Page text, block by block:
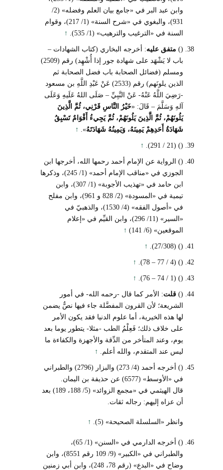
وابن عبد البر في «جامع بيان العلم وفضله» (2/
931)، والبغوي في «شرح السنة» (1/ 217)، وقوام
السنة في «الترغيب والترهيب» (1/ 535).
↑
() متفق عليه: أخرجه البخاري (كتاب الشهادات –
باب لا يَشْهَد على شهادة جور إذا أُشْهِد) رقم (2509)
ومسلم (فضائل الصحابة باب فضل الصحابة ثم
الذين يلونَهم) رقم (2533) عَنْ عَبْدِ اللَّهِ بن مسعود
-رَضِيَ اللَّهُ عَنْهُ- عَنْ النَّبِيِّ – صَلَى اللهُ عَلَيهِ وَعَلَى
آلهِ وَسَلَّمَ – قَالَ: «خَيْرُ النَّاسِ قَرْنِي، ثُمَّ الَّذِينَ
يَلُونَهُمْ، ثُمَّ الَّذِينَ يَلُونَهُمْ، ثُمَّ يَجِيءُ أَقْوَامٌ تَسْبِقُ
شَهَادَةُ أَحَدِهِمْ يَمِينَهُ، وَيَمِينُهُ شَهَادَتَهُ».
↑
() (21 / 291).
↑
() الرواية عن الإمام أحمد رحمها الله، أخرجها ابن
الجوزي في «مناقب الإمام أحمد» (1/ 245)، وذكرها
ابن حامد في «تهذيب الأجوبة» (1/ 307)، وابن
تيمية في «المسودة» (2/ 828 و 961)، وابن مفلح
في «أصول الفقه» (4/ 1530)، والذهبيّ في
«السير» (11/ 296)، وابن القيِّم في «إعلام
الموقعين» (6/ 141)
↑
() (27/308).
↑
() (4 / 77 – 78).
↑
() (1 / 74 – 76).
↑
()قلت: الأمر كما قال -رحمه الله- في أمور
الشريعة؛ لأن القرون المفضَّلة جاء فيها نصٌّ يضمن
لها هذه الخيرية، أما علوم الدنيا فقد يكون الأمر
على خلاف ذلك؛ فَعِلْمُ الطب -مثلا- يتطور يوما بعد
يوم، وعند المتأخر من الدِّقة والأجهزة والكفاءة ما
ليس عند المتقدم، والله أعلم. ↑
() أخرجه أحمد (4/ 273) والبزار (2796) والطبراني
في «الأوسط» (6577) عن حذيفة بن اليمان.
قال الهيثمي في «مجمع الزوائد» (5/ 188، 189) بعد
أن عزاه إليهم: رجاله ثقات.
وانظر «السلسلة الصحيحة» (5). ↑
() أخرجه الدارمي في «السنن» (1/ 65)،
والطبراني في «الكبير» (9/ 109 رقم 8551)، وابن
وضاح في «البدع» (رقم 78، 248)، وابن أبي زمنين